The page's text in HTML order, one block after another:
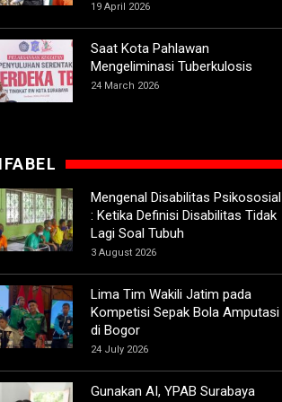
19 April 2026
Saat Kota Pahlawan
Mengeliminasi Tuberkulosis
24 March 2026
Mengenal Disabilitas Psikososial
: Ketika Definisi Disabilitas Tidak
Lagi Soal Tubuh
3 August 2026
Lima Tim Wakili Jatim pada
Kompetisi Sepak Bola Amputasi
di Bogor
24 July 2026
Gunakan AI, YPAB Surabaya